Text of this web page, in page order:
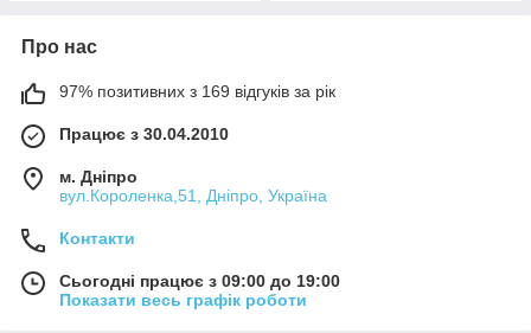
Про нас
97% позитивних з 169 відгуків за рік
Працює з 30.04.2010
м. Дніпро
вул.Короленка,51, Дніпро, Україна
Контакти
Сьогодні працює з 09:00 до 19:00
Показати весь графік роботи